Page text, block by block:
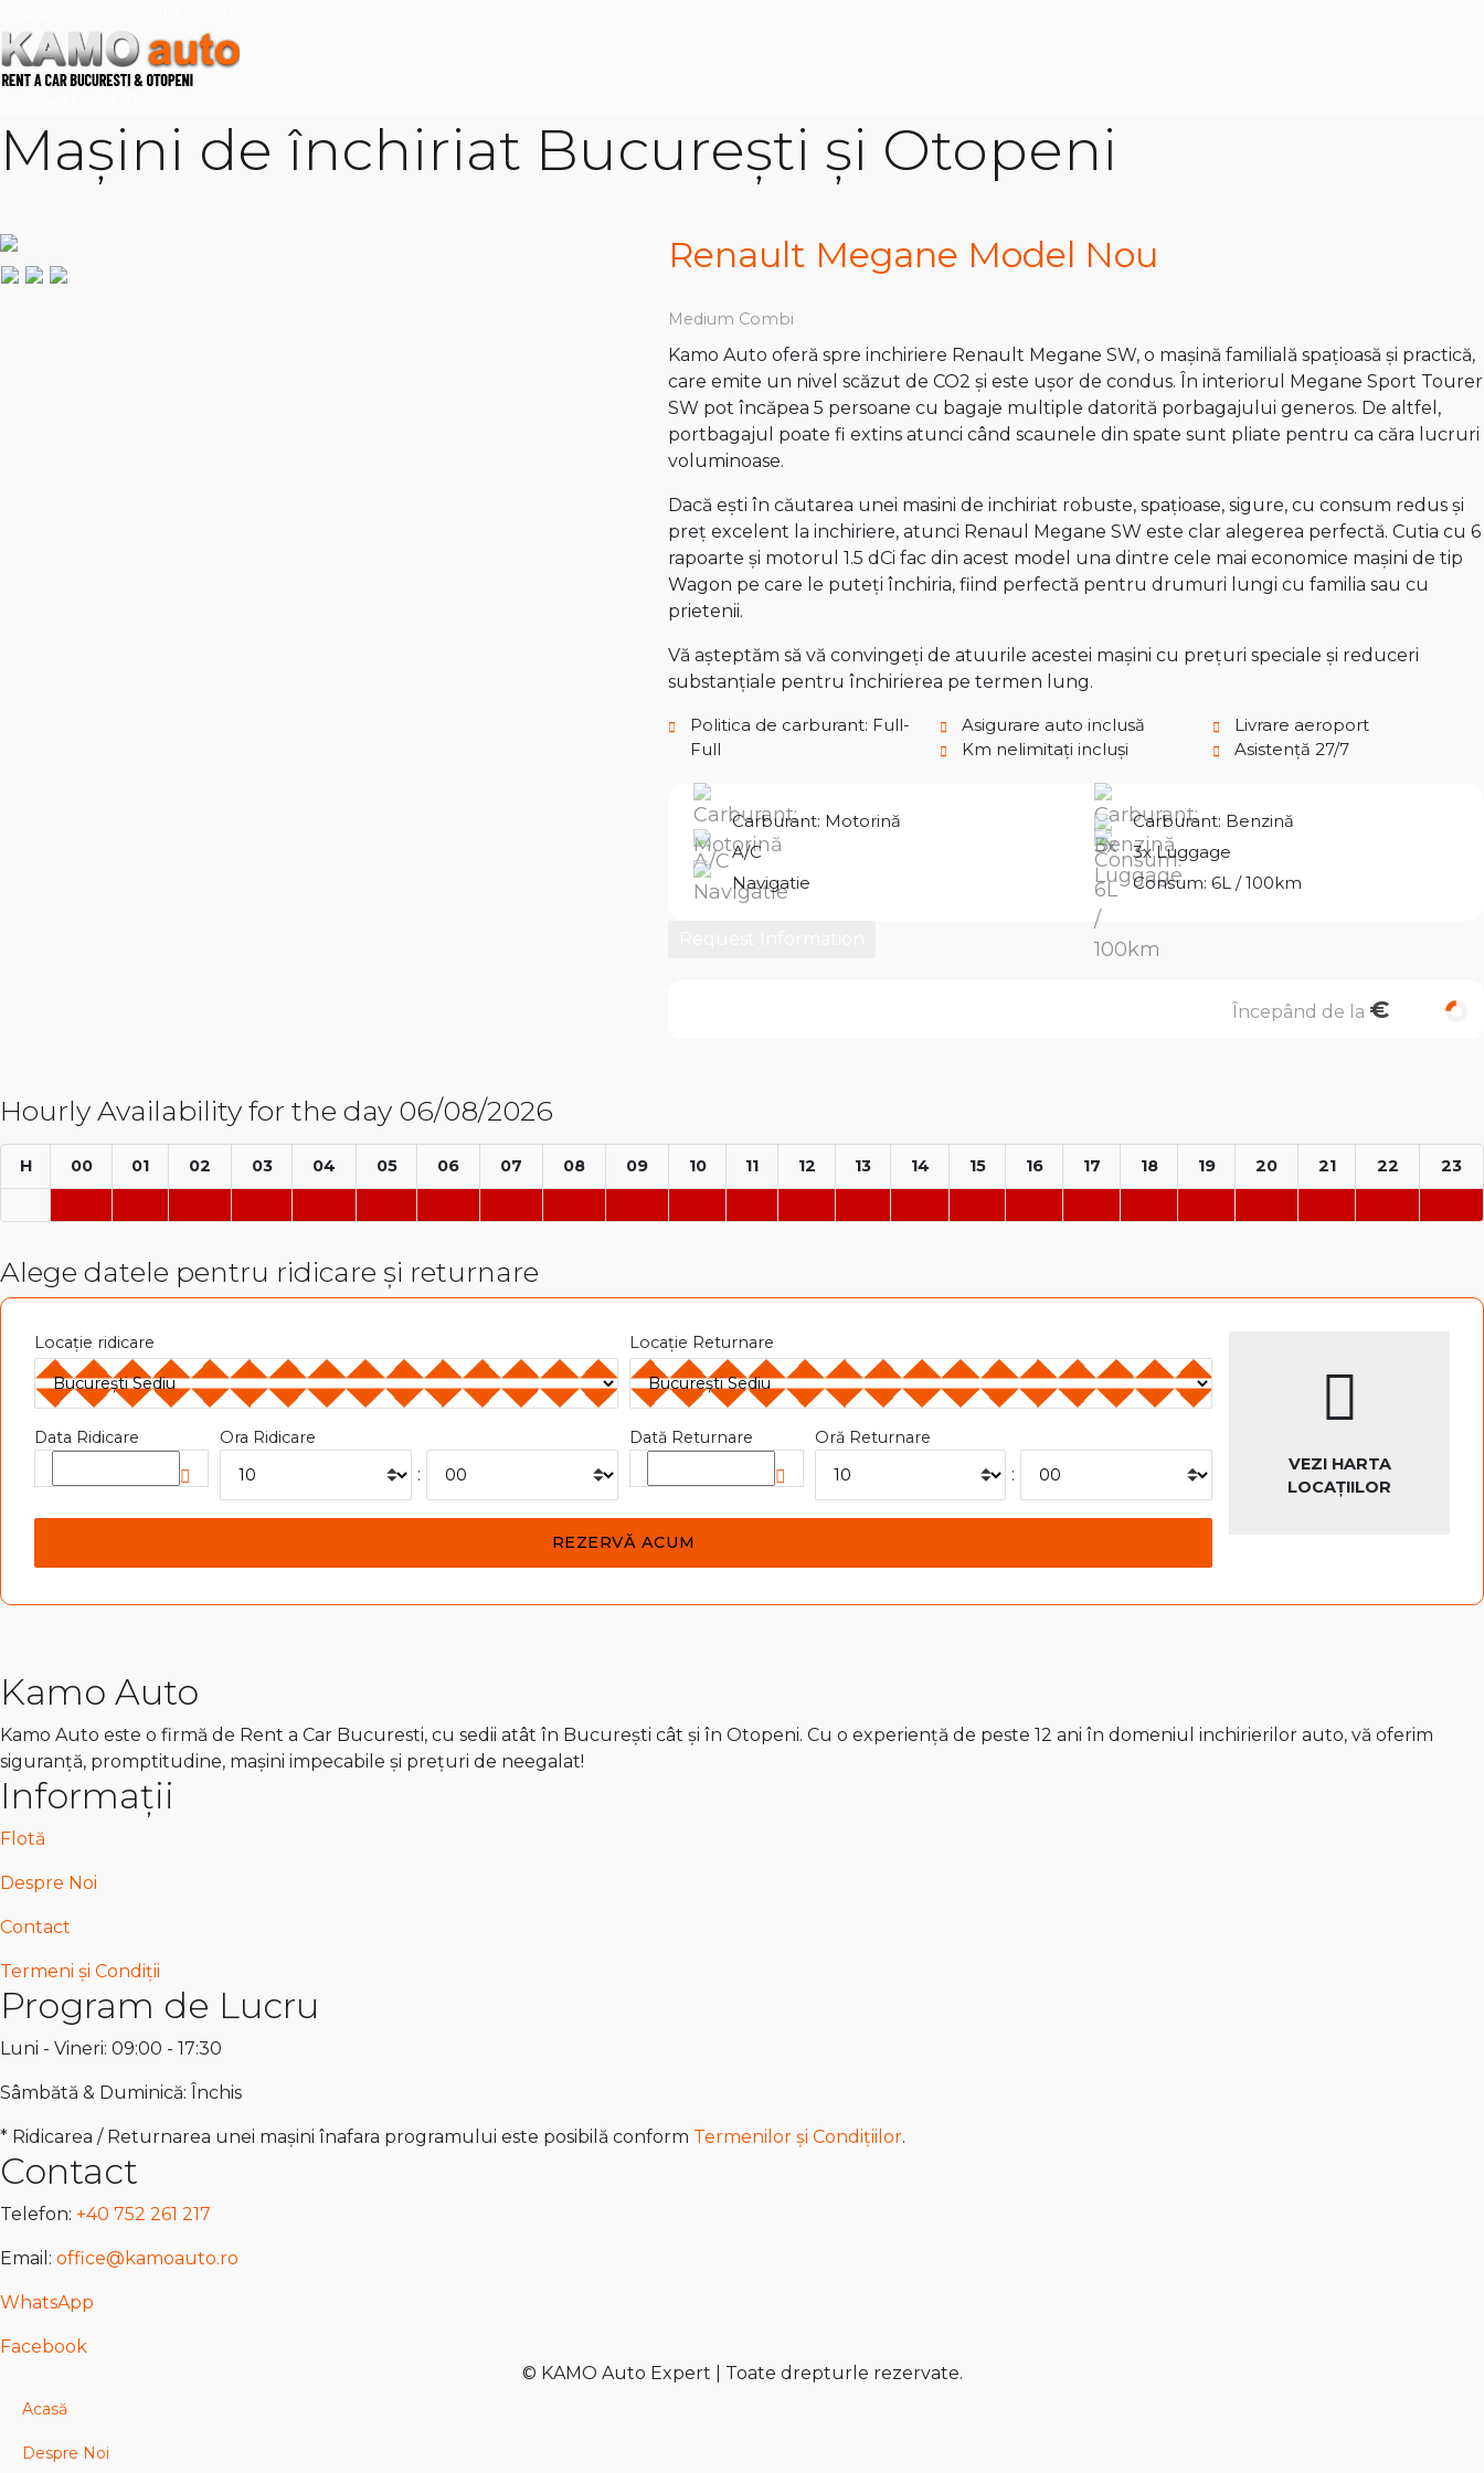
Mașini de închiriat București și Otopeni
Renault Megane Model Nou
Medium Combi
Kamo Auto oferă spre inchiriere Renault Megane SW, o mașină familială spațioasă și practică,
care emite un nivel scăzut de CO2 și este ușor de condus. În interiorul Megane Sport Tourer
SW pot încăpea 5 persoane cu bagaje multiple datorită porbagajului generos. De altfel,
portbagajul poate fi extins atunci când scaunele din spate sunt pliate pentru ca căra lucruri
voluminoase.
Dacă ești în căutarea unei masini de inchiriat robuste, spațioase, sigure, cu consum redus și
preț excelent la inchiriere, atunci Renaul Megane SW este clar alegerea perfectă. Cutia cu 6
rapoarte și motorul 1.5 dCi fac din acest model una dintre cele mai economice mașini de tip
Wagon pe care le puteți închiria, fiind perfectă pentru drumuri lungi cu familia sau cu
prietenii.
Vă așteptăm să vă convingeți de atuurile acestei mașini cu prețuri speciale și reduceri
substanțiale pentru închirierea pe termen lung.
Politica de carburant: Full-
Full
Asigurare auto inclusă
Km nelimitați incluși
Livrare aeroport
Asistență 27/7
Carburant: Motorină
Carburant: Benzină
A/C
3x Luggage
Navigatie
Consum: 6L / 100km
Începând de la €
Hourly Availability for the day 06/08/2026
H 00 01 02 03 04 05 06 07 08 09 10 11 12 13 14 15 16 17 18 19 20 21 22 23
Alege datele pentru ridicare și returnare
Locație ridicare Locație Returnare
Data Ridicare Ora Ridicare
:
Dată Returnare Oră Returnare
:
VEZI HARTA
LOCAȚIILOR
Kamo Auto
Kamo Auto este o firmă de Rent a Car Bucuresti, cu sedii atât în București cât și în Otopeni. Cu o experiență de peste 12 ani în domeniul inchirierilor auto, vă oferim
siguranță, promptitudine, mașini impecabile și prețuri de neegalat!
Informații
Flotă
Despre Noi
Contact
Termeni și Condiții
Program de Lucru
Luni - Vineri: 09:00 - 17:30
Sâmbătă & Duminică: Închis
* Ridicarea / Returnarea unei mașini înafara programului este posibilă conform Termenilor și Condițiilor.
Contact
Telefon: +40 752 261 217
Email: office@kamoauto.ro
WhatsApp
Facebook
© KAMO Auto Expert | Toate drepturle rezervate.
Acasă
Despre Noi